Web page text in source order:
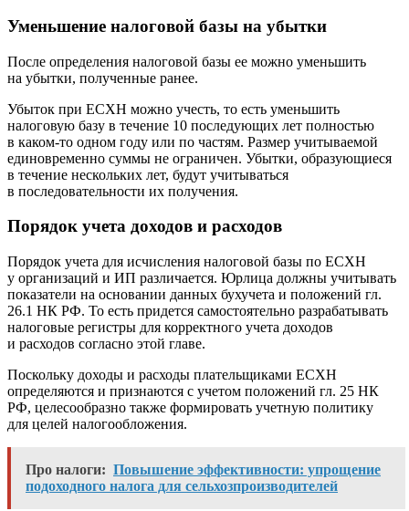
Уменьшение налоговой базы на убытки
После определения налоговой базы ее можно уменьшить
на убытки, полученные ранее.
Убыток при ЕСХН можно учесть, то есть уменьшить
налоговую базу в течение 10 последующих лет полностью
в каком-то одном году или по частям. Размер учитываемой
единовременно суммы не ограничен. Убытки, образующиеся
в течение нескольких лет, будут учитываться
в последовательности их получения.
Порядок учета доходов и расходов
Порядок учета для исчисления налоговой базы по ЕСХН
у организаций и ИП различается. Юрлица должны учитывать
показатели на основании данных бухучета и положений гл.
26.1 НК РФ. То есть придется самостоятельно разрабатывать
налоговые регистры для корректного учета доходов
и расходов согласно этой главе.
Поскольку доходы и расходы плательщиками ЕСХН
определяются и признаются с учетом положений гл. 25 НК
РФ, целесообразно также формировать учетную политику
для целей налогообложения.
Про налоги: Повышение эффективности: упрощение
подоходного налога для сельхозпроизводителей